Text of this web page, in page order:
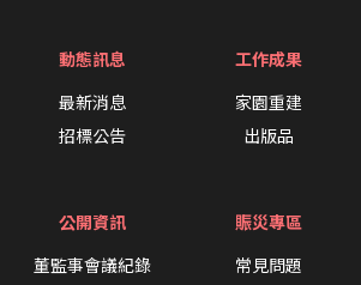
動態訊息
最新消息
招標公告
工作成果
家園重建
出版品
公開資訊
董監事會議紀錄
賑災專區
常見問題